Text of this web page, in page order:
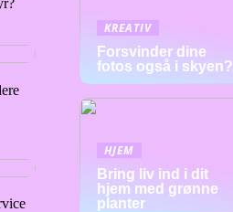
KREATIV
Forsvinder dine
fotos også i skyen?
HJEM
Bring liv ind i dit
hjem med grønne
planter